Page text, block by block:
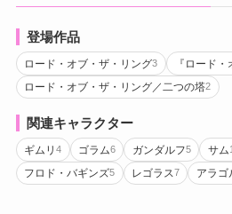
登場作品
ロード・オブ・ザ・リング3 『ロード
ロード・オブ・ザ・リング／二つの塔2
関連キャラクター
ギムリ4 ゴラム6 ガンダルフ5 サム
フロド・バギンズ5 レゴラス7 アラゴ